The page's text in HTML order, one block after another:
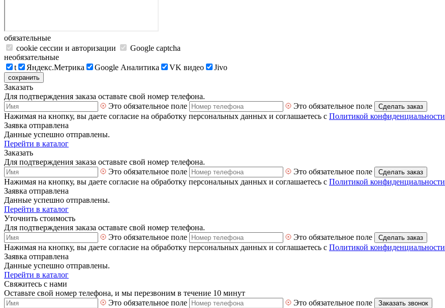
обязательные
cookie сессии и авторизации
Google captcha
необязательные
t
Яндекс.Метрика Google Аналитика VK видео Jivo
сохранить
Заказать
Для подтверждения заказа оставьте свой номер телефона.
Это обязательное поле
Это обязательное поле Сделать заказ
Нажимая на кнопку, вы даете согласие на обработку персональных данных и соглашаетесь с Политикой конфиденциальности
Заявка отправлена
Данные успешно отправлены.
Перейти в каталог
Заказать
Для подтверждения заказа оставьте свой номер телефона.
Это обязательное поле
Это обязательное поле Сделать заказ
Нажимая на кнопку, вы даете согласие на обработку персональных данных и соглашаетесь с Политикой конфиденциальности
Заявка отправлена
Данные успешно отправлены.
Перейти в каталог
Уточнить стоимость
Для подтверждения заказа оставьте свой номер телефона.
Это обязательное поле
Это обязательное поле Сделать заказ
Нажимая на кнопку, вы даете согласие на обработку персональных данных и соглашаетесь с Политикой конфиденциальности
Заявка отправлена
Данные успешно отправлены.
Перейти в каталог
Свяжитесь с нами
Оставьте свой номер телефона, и мы перезвоним в течение 10 минут
Это обязательное поле
Это обязательное поле Заказать звонок